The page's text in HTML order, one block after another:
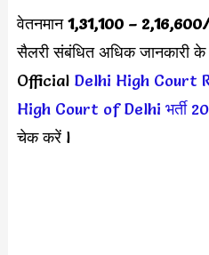
वेतनमान1,31,100 – 2,16,600
सैलरी संबंधित अधिक जानकारी
Official Delhi High Court
High Court of Delhi भर्ती
चेक करें l